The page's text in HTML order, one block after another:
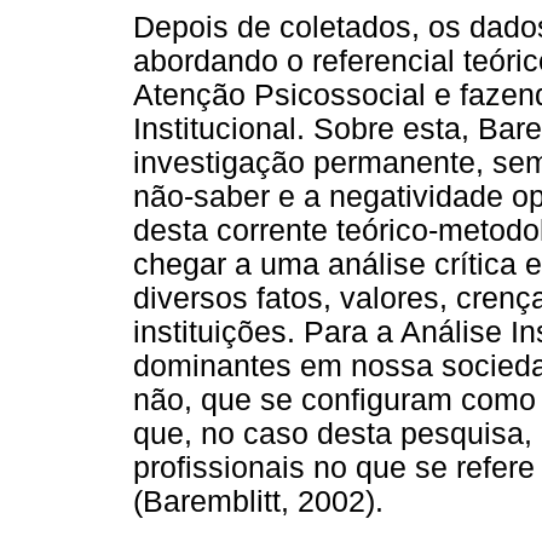
Depois de coletados, os
abordando o referencial
Atenção Psicossocial e
Institucional. Sobre esta,
investigação permanente,
não-saber e a negatividade
desta corrente teórico-
chegar a uma análise crítica
diversos fatos, valores,
instituições. Para a Análise
dominantes em nossa
não, que se configuram
que, no caso desta
profissionais no que se
(Baremblitt, 2002).